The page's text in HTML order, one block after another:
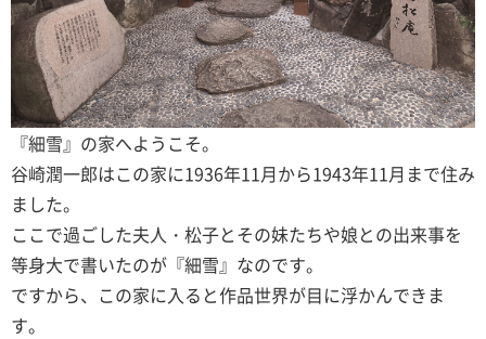
『細雪』の家へようこそ。
谷崎潤一郎はこの家に1936年11月から1943年11月まで住み
ました。
ここで過ごした夫人・松子とその妹たちや娘との出来事を
等身大で書いたのが『細雪』なのです。
ですから、この家に入ると作品世界が目に浮かんできま
す。